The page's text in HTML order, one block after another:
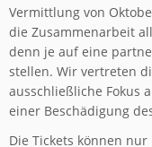
Vermittlung von
die Zusammenarbeit
denn je auf eine
stellen. Wir vertreten
ausschließliche Fokus
einer Beschädigung
Die Tickets können